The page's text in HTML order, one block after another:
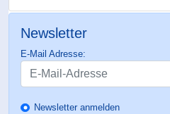
Newsletter
E-Mail Adresse:
Newsletter anmelden